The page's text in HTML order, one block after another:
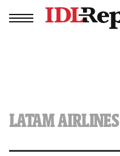
LATAM AIRLINES